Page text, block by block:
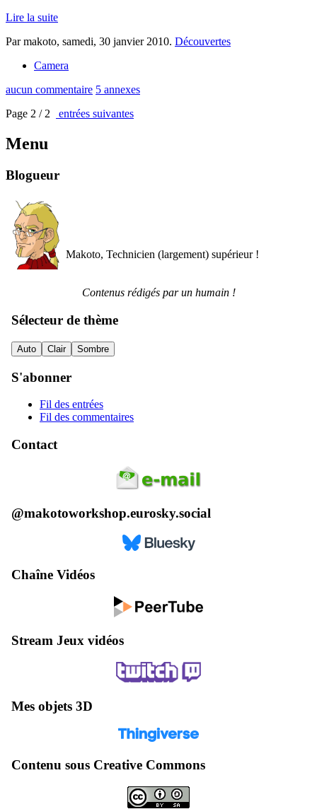
Lire la suite
Par makoto, samedi, 30 janvier 2010. Découvertes
Camera
aucun commentaire 5 annexes
Page 2 / 2
entrées suivantes
Menu
Blogueur
Makoto, Technicien (largement) supérieur !
Contenus rédigés par un humain !
Sélecteur de thème
Auto Clair Sombre
S'abonner
Fil des entrées
Fil des commentaires
Contact
@makotoworkshop.eurosky.social
Chaîne Vidéos
Stream Jeux vidéos
Mes objets 3D
Contenu sous Creative Commons